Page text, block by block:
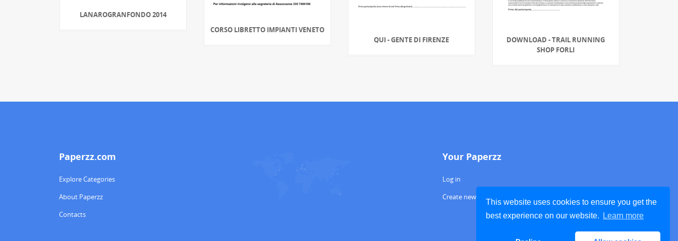
This website uses cookies to ensure you get the
best experience on our website.
Learn more
LANAROGRANFONDO 2014
CORSO LIBRETTO IMPIANTI VENETO
QUI - GENTE DI FIRENZE
DOWNLOAD - TRAIL RUNNING
SHOP FORLI
Paperzz.com
Explore Categories
About Paperzz
Contacts
Your Paperzz
Log in
Create new account